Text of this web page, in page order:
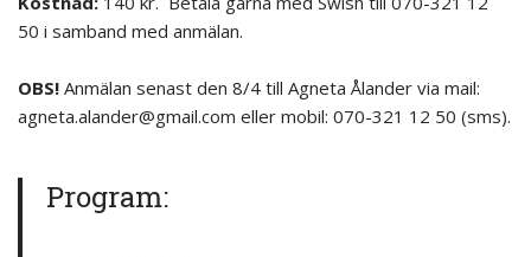
50 i samband med anmälan.
OBS! Anmälan senast den 8/4 till Agneta Ålander via mail:
agneta.alander@gmail.com eller mobil: 070-321 12 50 (sms).
Program: